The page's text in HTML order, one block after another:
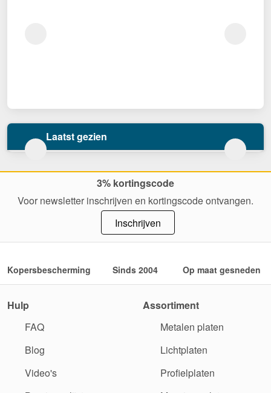
Laatst gezien
3% kortingscode
Voor newsletter inschrijven en kortingscode ontvangen.
Inschrijven
Kopersbescherming Sinds 2004 Op maat gesneden
Hulp
FAQ
Blog
Video's
Assortiment
Metalen platen
Lichtplaten
Profielplaten